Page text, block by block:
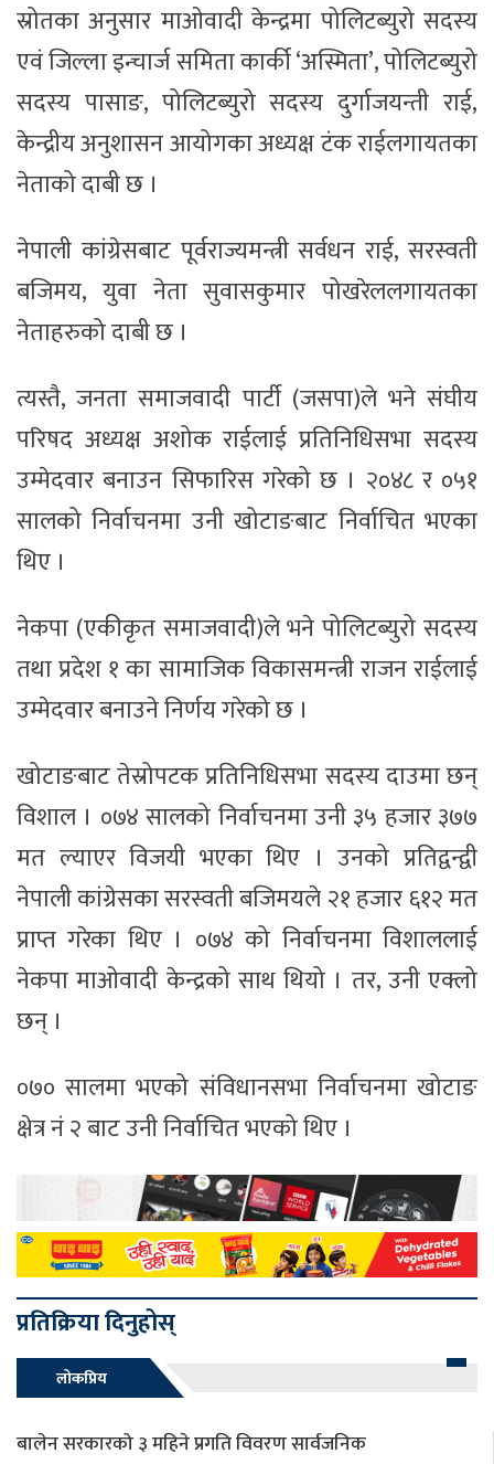
स्रोतका अनुसार माओवादी केन्द्रमा पोलिटब्युरो सदस्य
एवं जिल्ला इन्चार्ज समिता कार्की ‘अस्मिता’, पोलिटब्युरो
सदस्य पासाङ, पोलिटब्युरो सदस्य दुर्गाजयन्ती राई,
केन्द्रीय अनुशासन आयोगका अध्यक्ष टंक राईलगायतका
नेताको दाबी छ ।
नेपाली कांग्रेसबाट पूर्वराज्यमन्त्री सर्वधन राई, सरस्वती
बजिमय, युवा नेता सुवासकुमार पोखरेललगायतका
नेताहरुको दाबी छ ।
त्यस्तै, जनता समाजवादी पार्टी (जसपा)ले भने संघीय
परिषद अध्यक्ष अशोक राईलाई प्रतिनिधिसभा सदस्य
उम्मेदवार बनाउन सिफारिस गरेको छ । २०४८ र ०५१
सालको निर्वाचनमा उनी खोटाङबाट निर्वाचित भएका
थिए ।
नेकपा (एकीकृत समाजवादी)ले भने पोलिटब्युरो सदस्य
तथा प्रदेश १ का सामाजिक विकासमन्त्री राजन राईलाई
उम्मेदवार बनाउने निर्णय गरेको छ ।
खोटाङबाट तेस्रोपटक प्रतिनिधिसभा सदस्य दाउमा छन्
विशाल । ०७४ सालको निर्वाचनमा उनी ३५ हजार ३७७
मत ल्याएर विजयी भएका थिए । उनको प्रतिद्वन्द्वी
नेपाली कांग्रेसका सरस्वती बजिमयले २१ हजार ६१२ मत
प्राप्त गरेका थिए । ०७४ को निर्वाचनमा विशाललाई
नेकपा माओवादी केन्द्रको साथ थियो । तर, उनी एक्लो
छन् ।
०७० सालमा भएको संविधानसभा निर्वाचनमा खोटाङ
क्षेत्र नं २ बाट उनी निर्वाचित भएको थिए ।
प्रतिक्रिया दिनुहोस्
लोकप्रिय
बालेन सरकारको ३ महिने प्रगति विवरण सार्वजनिक